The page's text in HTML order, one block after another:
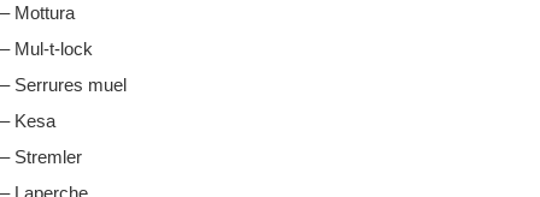
– Mottura
– Mul-t-lock
– Serrures muel
– Kesa
– Stremler
– Laperche